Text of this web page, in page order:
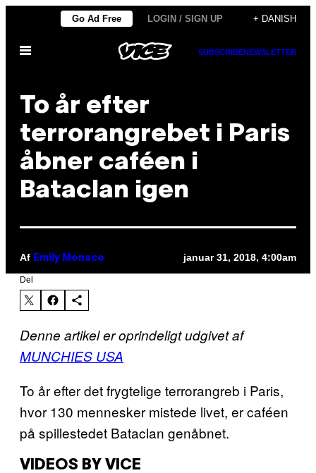
indhold
Go Ad Free LOGIN / SIGN UP + DANISH
Åbn
SUBSCRIBENEWSLETTER
To år efter
terrorangrebet i Paris
åbner caféen i
Bataclan igen
Af Emily Monaco januar 31, 2018, 4:00am
Del
Denne artikel er oprindeligt udgivet af
MUNCHIES USA
To år efter det frygtelige terrorangreb i Paris,
hvor 130 mennesker mistede livet, er caféen
på spillestedet Bataclan genåbnet.
VIDEOS BY VICE